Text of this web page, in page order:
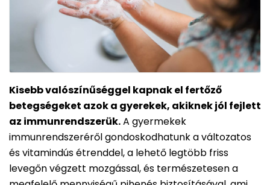
Kisebb valószínűséggel kapnak el fertőző
betegségeket azok a gyerekek, akiknek jól fejlett
az immunrendszerük.A gyermekek
immunrendszeréről gondoskodhatunk a változatos
és vitamindús étrenddel, a lehető legtöbb friss
levegőn végzett mozgással, és természetesen a